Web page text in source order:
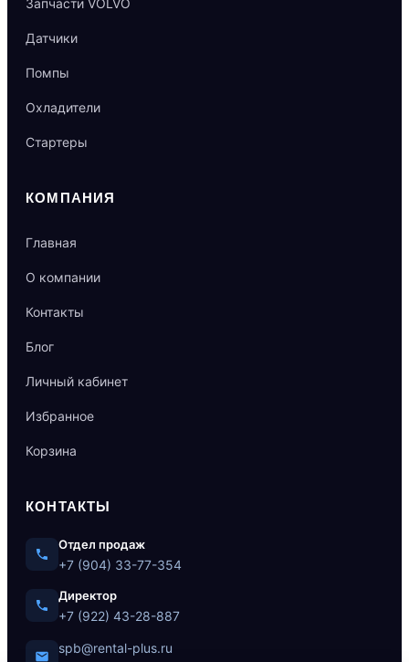
Датчики
Помпы
Охладители
Стартеры
КОМПАНИЯ
Главная
О компании
Контакты
Блог
Личный кабинет
Избранное
Корзина
КОНТАКТЫ
Отдел продаж
+7 (904) 33-77-354
Директор
+7 (922) 43-28-887
spb@rental-plus.ru